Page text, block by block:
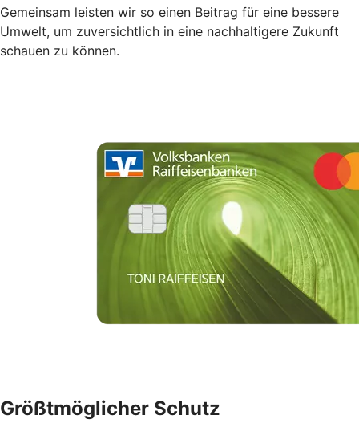
Gemeinsam leisten wir so einen Beitrag für eine bessere
Umwelt, um zuversichtlich in eine nachhaltigere Zukunft
schauen zu können.
Größtmöglicher Schutz